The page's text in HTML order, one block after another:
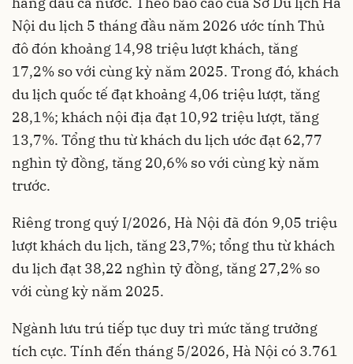
Nội du lịch 5 tháng đầu năm 2026 ước tính Thủ
đô đón khoảng 14,98 triệu lượt khách, tăng
17,2% so với cùng kỳ năm 2025. Trong đó, khách
du lịch quốc tế đạt khoảng 4,06 triệu lượt, tăng
28,1%; khách nội địa đạt 10,92 triệu lượt, tăng
13,7%. Tổng thu từ khách du lịch ước đạt 62,77
nghìn tỷ đồng, tăng 20,6% so với cùng kỳ năm
trước.
Riêng trong quý I/2026, Hà Nội đã đón 9,05 triệu
lượt khách du lịch, tăng 23,7%; tổng thu từ khách
du lịch đạt 38,22 nghìn tỷ đồng, tăng 27,2% so
với cùng kỳ năm 2025.
Ngành lưu trú tiếp tục duy trì mức tăng trưởng
tích cực. Tính đến tháng 5/2026, Hà Nội có 3.761